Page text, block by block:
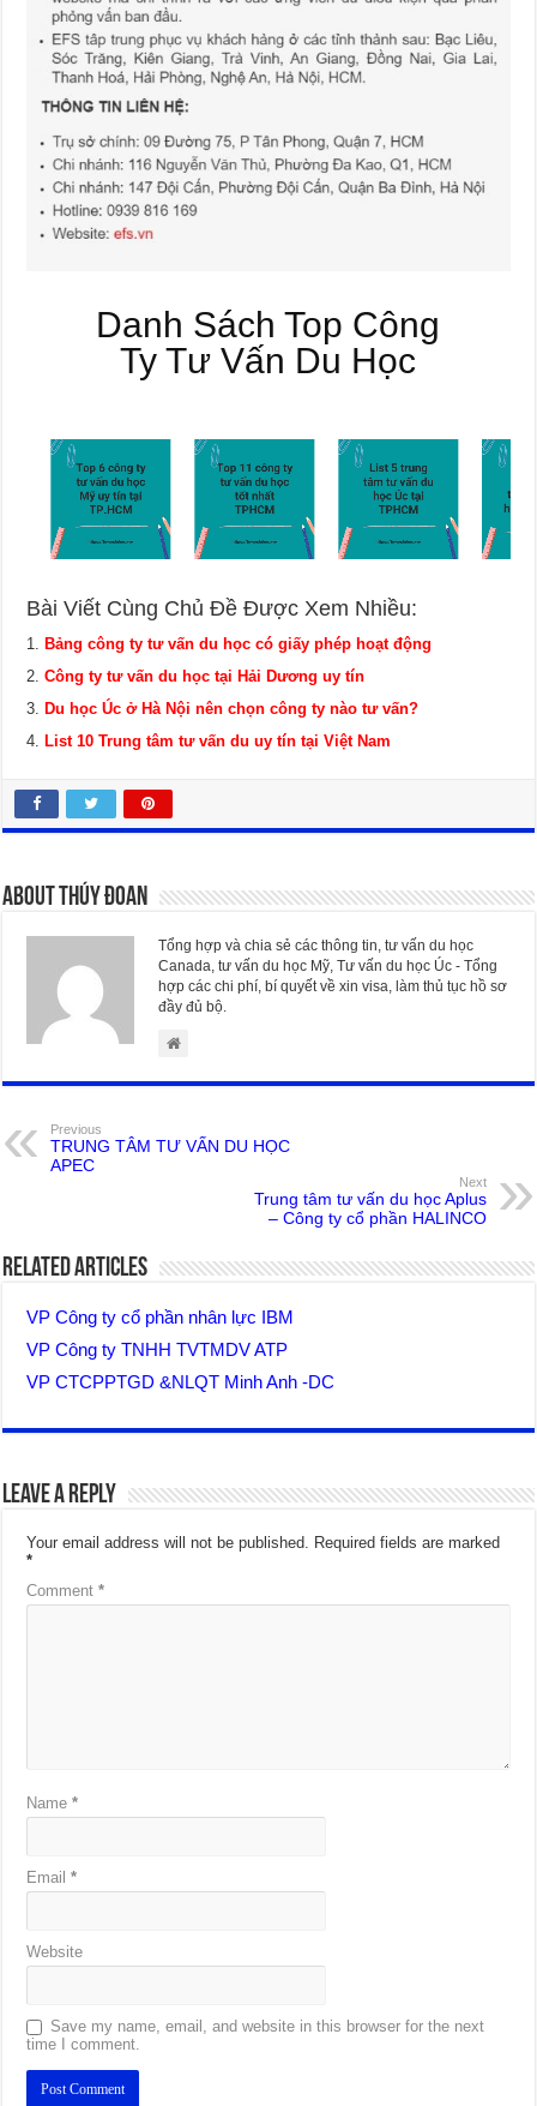
Danh Sách Top Công
Ty Tư Vấn Du Học
Bài Viết Cùng Chủ Đề Được Xem Nhiều:
Bảng công ty tư vấn du học có giấy phép hoạt động
Công ty tư vấn du học tại Hải Dương uy tín
Du học Úc ở Hà Nội nên chọn công ty nào tư vấn?
List 10 Trung tâm tư vấn du uy tín tại Việt Nam
About Thúy Đoan
Tổng hợp và chia sẻ các thông tin, tư vấn du học
Canada, tư vấn du học Mỹ, Tư vấn du học Úc - Tổng
hợp các chi phí, bí quyết về xin visa, làm thủ tục hồ sơ
đầy đủ bộ.
Previous
TRUNG TÂM TƯ VẤN DU HỌC
APEC
Next
Trung tâm tư vấn du học Aplus
– Công ty cổ phần HALINCO
Related Articles
VP Công ty cổ phần nhân lực IBM
VP Công ty TNHH TVTMDV ATP
VP CTCPPTGD &NLQT Minh Anh -DC
Leave a Reply
Your email address will not be published. Required fields are marked
*
Comment*
Name*
Email*
Website
Save my name, email, and website in this browser for the next
time I comment.